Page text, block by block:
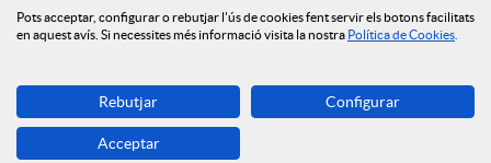
Canal denúncies
Descarrega-la ara
Banca MOBILE
© Grup Caixa Enginyers 2026
Pots acceptar, configurar o rebutjar l'ús de cookies fent servir els botons facilitats
en aquest avís. Si necessites més informació visita la nostra Política de Cookies
Rebutjar Configurar
Acceptar